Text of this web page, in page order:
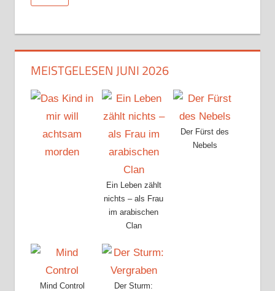
MEISTGELESEN JUNI 2026
Ein Leben zählt
nichts – als Frau
im arabischen
Clan
Der Fürst des
Nebels
Mind Control
Der Sturm: